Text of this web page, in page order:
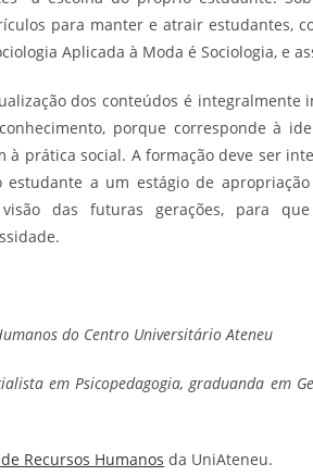
para manter e atrair estudantes,
Aplicada à Moda é Sociologia, e
dos conteúdos é
porque corresponde à
prática social. A formação deve ser
a um estágio de
das futuras gerações, para
do Centro Universitário Ateneu
em Psicopedagogia, graduanda em
Recursos Humanos da UniAteneu.